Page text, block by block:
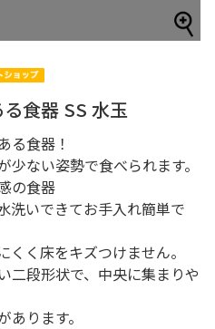
食器 SS 水玉
る食器！
ない姿勢で食べられます。
の食器
洗いできてお手入れ簡単で
くく床をキズつけません。
二段形状で、中央に集まりや
あります。